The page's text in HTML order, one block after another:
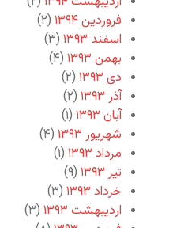
فروردین ۱۳۹۴
(۲)
اسفند ۱۳۹۳
(۳)
بهمن ۱۳۹۳
(۴)
دی ۱۳۹۳
(۲)
آذر ۱۳۹۳
(۲)
آبان ۱۳۹۳
(۱)
شهریور ۱۳۹۳
(۴)
مرداد ۱۳۹۳
(۱)
تیر ۱۳۹۳
(۹)
خرداد ۱۳۹۳
(۳)
اردیبهشت ۱۳۹۳
(۳)